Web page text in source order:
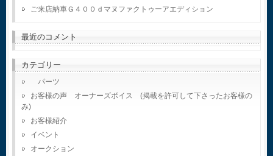
ご来店納車Ｇ４００ｄマヌファクトゥーアエディション
最近のコメント
カテゴリー
パーツ
お客様の声 オーナーズボイス (掲載を許可して下さったお客様の
み)
お客様紹介
イベント
オークション